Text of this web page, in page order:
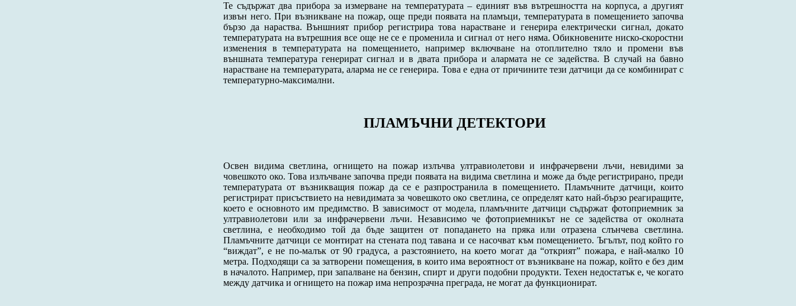
Те съдържат два прибора за измерване на температурата – единият във вътрешността на корпуса, а другият
извън него. При възникване на пожар, още преди появата на пламъци, температурата в помещението започва
бързо да нараства. Външният прибор регистрира това нарастване и генерира електрически сигнал, докато
температурата на вътрешния все още не се е променила и сигнал от него няма. Обикновените ниско-скоростни
изменения в температурата на помещението, например включване на отоплително тяло и промени във
външната температура генерират сигнал и в двата прибора и алармата не се задейства. В случай на бавно
нарастване на температурата, аларма не се генерира. Това е една от причините тези датчици да се комбинират с
температурно-максимални.
ПЛАМЪЧНИ ДЕТЕКТОРИ
Освен видима светлина, огнището на пожар излъчва ултравиолетови и инфрачервени лъчи, невидими за
човешкото око. Това излъчване започва преди появата на видима светлина и може да бъде регистрирано, преди
температурата от възникващия пожар да се е разпространила в помещението. Пламъчните датчици, които
регистрират присъствието на невидимата за човешкото око светлина, се определят като най-бързо реагиращите,
което е основното им предимство. В зависимост от модела, пламъчните датчици съдържат фотоприемник за
ултравиолетови или за инфрачервени лъчи. Независимо че фотоприемникът не се задейства от околната
светлина, е необходимо той да бъде защитен от попадането на пряка или отразена слънчева светлина.
Пламъчните датчици се монтират на стената под тавана и се насочват към помещението. Ъгълът, под който го
“виждат”, е не по-малък от 90 градуса, а разстоянието, на което могат да “открият” пожара, е най-малко 10
метра. Подходящи са за затворени помещения, в които има вероятност от възникване на пожар, който е без дим
в началото. Например, при запалване на бензин, спирт и други подобни продукти. Техен недостатък е, че когато
между датчика и огнището на пожар има непрозрачна преграда, не могат да функционират.